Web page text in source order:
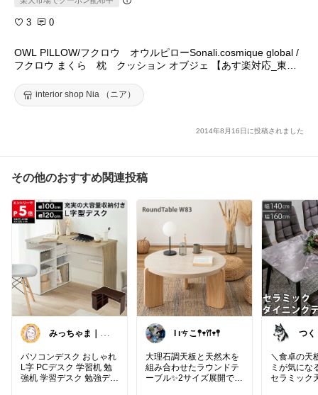
3 0
OWL PILLOW/フクロウ オウルピローSonali.cosmique global /
フクロウ まくら 枕 クッション オブジェ 【あす楽対応_東
interior shop Nia （ニア）
2014年8月16日に投稿されました
その他のおすすめ関連投稿
みっちゃま｜暮
物🌿
パソコンデスク おしゃれ
L字 PCデスク 学習机 勉
強机 学習デスク 勉強デス
Ɩ ıㄘこ𖤣𖥧𖥣𖡡𖥧𖤣
大理石調天板と天然木を
組み合わせたラウンドテ
ーブル✨2サイズ展開で組
つく
商品
＼食卓の天
ミが気にな
セラミック